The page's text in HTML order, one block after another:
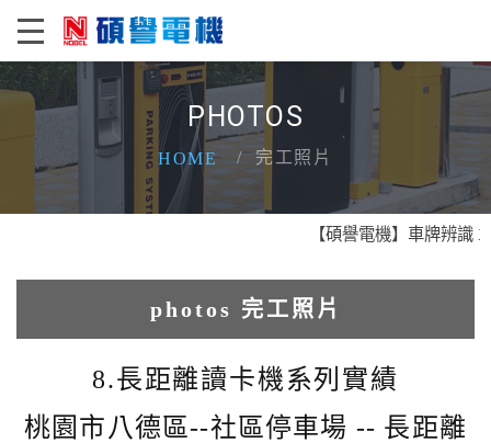
PHOTOS
HOME 完工照片
【碩譽電機】車牌辨識 X
photos 完工照片
1.人臉辨識系統實績
2.電動柵欄機系列實績
8.長距離讀卡機系列實績
桃園市八德區--社區停車場 -- 長距離